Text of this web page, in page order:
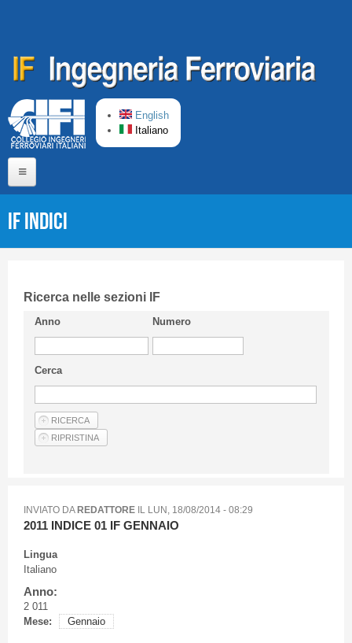
English
Italiano
CIFI in breve
Linee Guida
Privacy Policy
Articoli
IF Indici
Ricerca nelle sezioni IF
Anno Numero
Cerca
INVIATO DAREDATTOREIL LUN, 18/08/2014 - 08:29
2011 INDICE 01 IF GENNAIO
Lingua
Italiano
Anno:
2 011
Mese:
Gennaio